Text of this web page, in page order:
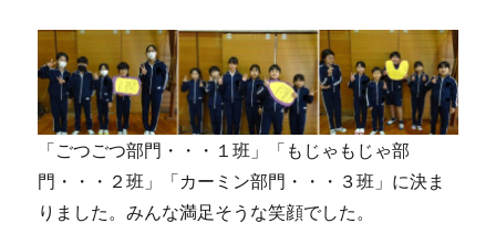
「ごつごつ部門・・・１班」「もじゃもじゃ部
門・・・２班」「カーミン部門・・・３班」に決ま
りました。みんな満足そうな笑顔でした。